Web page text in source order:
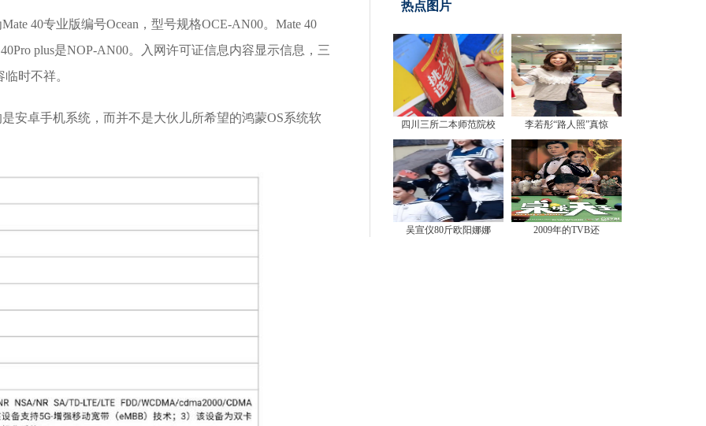
40专业版编号Ocean，型号规格OCE-AN00。Mate 40
plus是NOP-AN00。入网许可证信息内容显示信息，三
时不祥。
安卓手机系统，而并不是大伙儿所希望的鸿蒙OS系统软
热点图片
四川三所二本师范院校 李若彤“路人照”真惊
吴宣仪80斤欧阳娜娜 2009年的TVB还